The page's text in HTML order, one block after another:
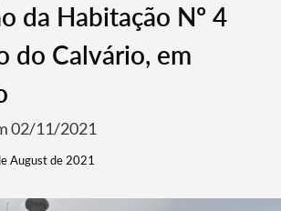
da Habitação Nº 4
do Calvário, em
02/11/2021
August de 2021